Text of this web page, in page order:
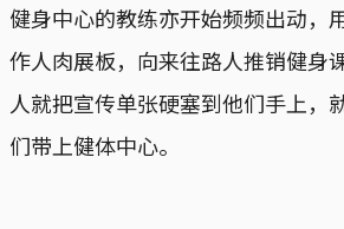
健身中心的教练亦开始频频出动，
作人肉展板，向来往路人推销健身
人就把宣传单张硬塞到他们手上，
们带上健体中心。